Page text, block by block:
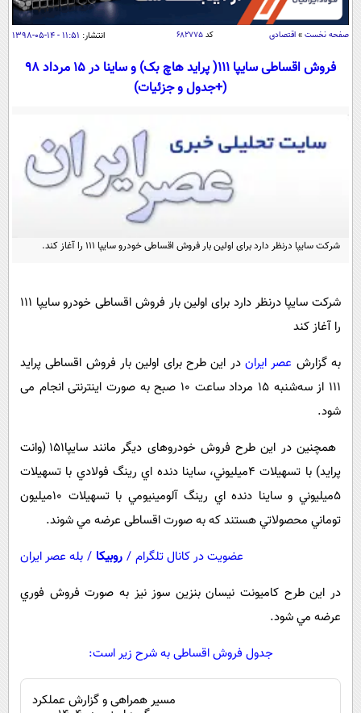
سیاسی
اقتصاد
اقتصادی
خودرو
جامعه
اجتماعی
سلامت
یک برش دانایی
محیط زیست
ورزشی
سیاست خارجی
فرهنگ و هنر
علم و دانش
فناوری و It
قرآن
سرگرمی
مجله تصویری سلاح
فیلم
ورزش
سرگرمی
حوادث
محیط زیست
سلامت
خواندنی ها و دیدنی ها
پیامک
روانشناسی
دانلود
آموزش زبان
صفحه نخست » اقتصادی کد۶۸۲۷۷۵ انتشار: ۱۱:۵۱ - ۱۴-۰۵-۱۳۹۸
فروش اقساطی سایپا 111( پراید هاچ بک) و ساینا در 15 مرداد 98
(+جدول و جزئیات)
شرکت سایپا درنظر دارد برای اولین بار فروش اقساطی خودرو سایپا ۱۱۱ را آغاز کند.
شرکت سایپا درنظر دارد برای اولین بار فروش اقساطی خودرو سایپا ۱۱۱
را آغاز کند
به گزارش عصر ایران در این طرح برای اولین بار فروش اقساطی پراید
111 از سه‌شنبه 15 مرداد ساعت 10 صبح به صورت اینترنتی انجام می
شود.
همچنین در این طرح فروش خودروهای دیگر مانند سايپا151 (وانت
پراید) با تسهيلات 4ميليوني، ساينا دنده اي رينگ فولادي با تسهيلات
5ميليوني و ساينا دنده اي رينگ آلومينيومي با تسهيلات 10ميليون
توماني محصولاتي هستند كه به صورت اقساطی عرضه مي شوند.
عضویت در کانال تلگرام / روبیکا / بله عصر ایران
در این طرح كاميونت نيسان بنزين سوز نیز به صورت فروش فوري
عرضه مي شود.
جدول فروش اقساطی به شرح زیر است:
مسیر همراهی و گزارش عملکرد